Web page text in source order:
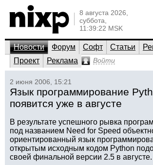
8 августа 2026,
суббота,
11:39:22 MSK
Новости Форум Софт Статьи
Проект
Реклама Войти
2 июня 2006, 15:21
Язык программирование
появится уже в августе
В результате успешного рывка
под названием Need for Speed
ориентированный язык
открытым исходным кодом Python
своей финальной версии 2.5 в августе.